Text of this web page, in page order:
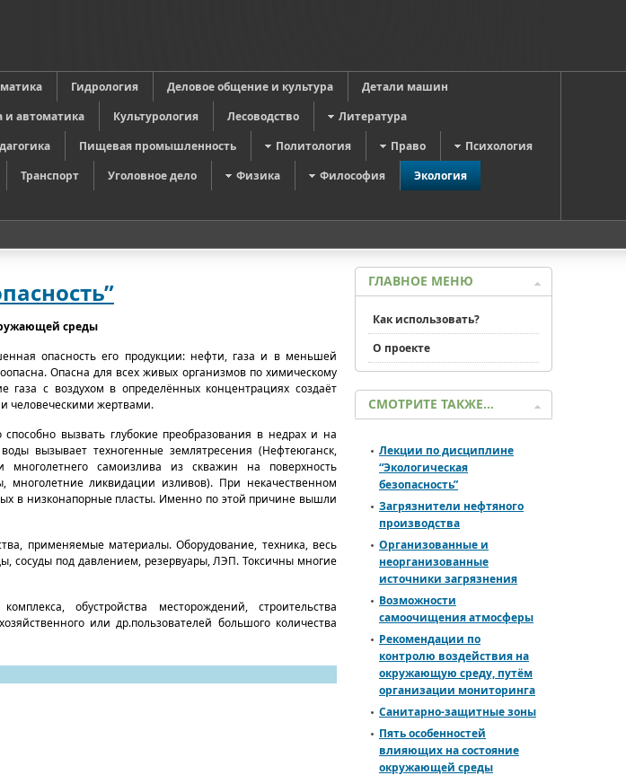
Гидрология Деловое общение и культура
Детали машин
и автоматика Культурология Лесоводство
Литература
Пищевая промышленность Политология Право
Психология
Транспорт Уголовное дело Физика Философия
Экология
среды
опасность его продукции: нефти, газа и в меньшей
Опасна для всех живых организмов по химическому
газа с воздухом в определённых концентрациях создаёт
человеческими жертвами.
вызвать глубокие преобразования в недрах и на
вызывает техногенные землятресения (Нефтеюганск,
самоизлива из скважин на поверхность
ликвидации изливов). При некачественном
в низконапорные пласты. Именно по этой причине вышли
применяемые материалы. Оборудование, техника, весь
сосуды под давлением, резервуары, ЛЭП. Токсичны многие
обустройства месторождений, строительства
или др.пользователей большого количества
ГЛАВНОЕ МЕНЮ
Как использовать?
О проекте
СМОТРИТЕ ТАКЖЕ…
Лекции по дисциплине
“Экологическая
безопасность”
Загрязнители нефтяного
производства
Организованные и
неорганизованные
источники загрязнения
Возможности
самоочищения атмосферы
Рекомендации по
контролю воздействия на
окружающую среду, путём
организации мониторинга
Санитарно-защитные зоны
Пять особенностей
влияющих на состояние
окружающей среды